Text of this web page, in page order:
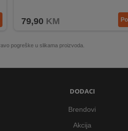
79,90 KM
pogreške u slikama proizvoda.
DODACI
Brendovi
Akcija